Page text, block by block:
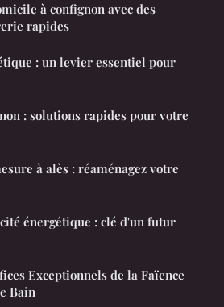
à confignon avec des
rapides
: un levier essentiel pour
: solutions rapides pour votre
à alès : réaménagez votre
énergétique : clé d'un futur
Exceptionnels de la Faïence
Bain